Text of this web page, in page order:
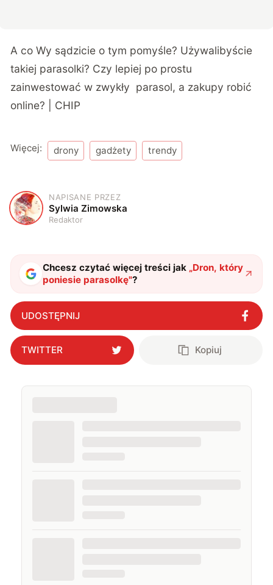
A co Wy sądzicie o tym pomyśle? Używalibyście
takiej parasolki? Czy lepiej po prostu
zainwestować w zwykły parasol, a zakupy robić
online? | CHIP
Więcej: drony gadżety trendy
S
NAPISANE PRZEZ
Sylwia Zimowska
Redaktor
Chcesz czytać więcej treści jak „Dron, który
poniesie parasolkę"?
UDOSTĘPNIJ
TWITTER Kopiuj